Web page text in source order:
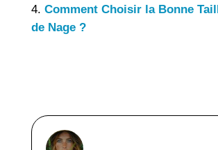
Comment Choisir la Bonne
de Nage ?